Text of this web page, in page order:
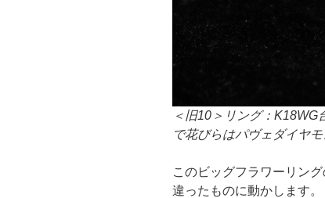
＜旧10＞リング： K18WG
で花びらはパヴェダイヤモ
このビッグフラワーリン
違ったものに動かします。